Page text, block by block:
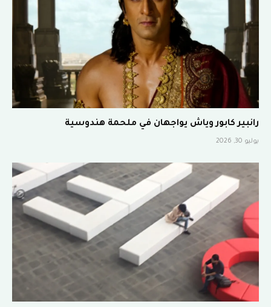
رانبير كابور وياش يواجهان في ملحمة هندوسية
يوليو 30, 2026